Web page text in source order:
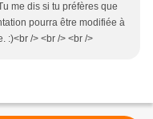
me dis si tu préfères que
pourra être modifiée à
:)<br /> <br /> <br />